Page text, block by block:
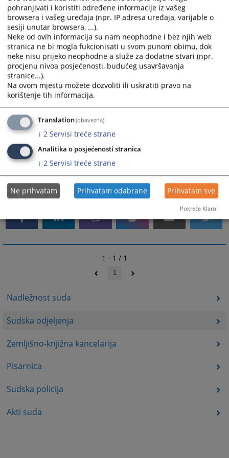
Nadležnost suda
Sudska odjeljenja
Zemljišno-knjižna kancelarija
Pisarnica
Sudska policija
Akti suda
1. Organizaciona jedinica sudijskih poslova
2. Odjeljenje sudske uprave
3. Odjeljenje za računovodstvene, administrativno-
tehničke i pomoćne poslove
Poslove iz djelokruga rada organizacione jedinice
sudijskih poslova obavljaju:
a) krivično odjeljenje
b) građansko odjeljenje (parnično i vanparnično
odjeljenje),
c) prekršajno odjeljenje
2295PREGLEDA
1 - 1 / 1
1
pohranjivati i koristiti određene informacije iz vašeg
browsera i vašeg uređaja (npr. IP adresa uređaja, varijable o
sesiji unutar browsera, ...).
Neke od ovih informacija su nam neophodne i bez njih web
stranica ne bi mogla fukcionisati u svom punom obimu, dok
neke nisu prijeko neophodne a služe za dodatne stvari (npr.
procjenu nivoa posjećenosti, budućeg usavršavanja
stranice...).
Na ovom mjestu možete dozvoliti ili uskratiti pravo na
korištenje tih informacija.
Translation(obavezna)
↓ 2 Servisi treće strane
Analitika o posjećenosti stranica
↓ 2 Servisi treće strane
Ne prihvatam Prihvatam odabrane Prihvatam sve
Pokreće Klaro!